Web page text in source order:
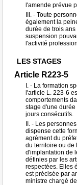
l'amende prévue
III. - Toute
également la
durée de trois
suspension
l'activité
LES STAGES
Article R223-5
I. - La formation
l'article L. 223-6
comportements
stage d'une
jours consécutifs.
II. - Les
dispense cette
agrément du
du territoire ou de
d'implantation de
définies par les
respectées. Elles
est précisée par
ministre chargé